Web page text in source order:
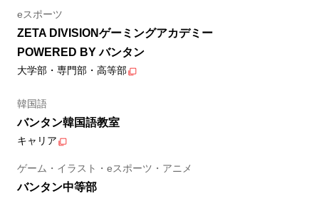
eスポーツ
ZETA DIVISIONゲーミングアカデミー
POWERED BY バンタン
大学部・専門部・高等部
韓国語
バンタン韓国語教室
キャリア
ゲーム・イラスト・eスポーツ・アニメ
バンタン中等部